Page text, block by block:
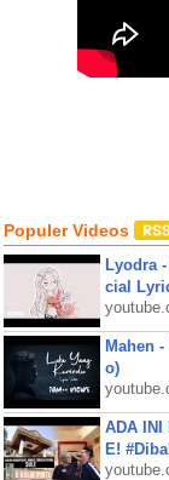
Populer Videos
Lyodra
cial
Mahen
o)
ADA INI
E!